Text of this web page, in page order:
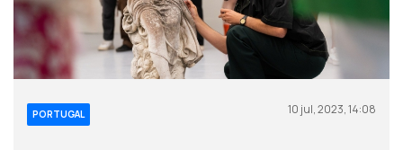
PORTUGAL 10 jul, 2023, 14:08